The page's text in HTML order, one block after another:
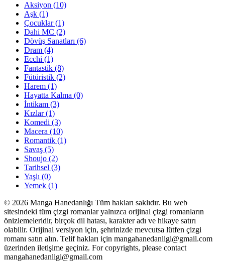
Aksiyon (10)
Aşk (1)
Çocuklar(1)
Dahi MC (2)
Dövüş Sanatları (6)
Dram (4)
Ecchi (1)
Fantastik (8)
Fütüristik (2)
Harem (1)
Hayatta Kalma (0)
İntikam (3)
Kızlar(1)
Komedi (3)
Macera (10)
Romantik (1)
Savaş (5)
Shoujo (2)
Tarihsel (3)
Yaşlı (0)
Yemek (1)
© 2026 Manga Hanedanlığı Tüm hakları saklıdır. Bu web
sitesindeki tüm çizgi romanlar yalnızca orijinal çizgi romanların
önizlemeleridir, birçok dil hatası, karakter adı ve hikaye satırı
olabilir. Orijinal versiyon için, şehrinizde mevcutsa lütfen çizgi
romanı satın alın. Telif hakları için mangahanedanligi@gmail.com
üzerinden iletişime geçiniz. For copyrights, please contact
mangahanedanligi@gmail.com